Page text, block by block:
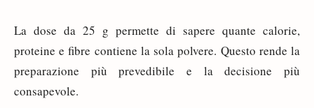
La dose da 25 g permette di sapere quante calorie,
proteine e fibre contiene la sola polvere. Questo rende la
preparazione più prevedibile e la decisione più
consapevole.